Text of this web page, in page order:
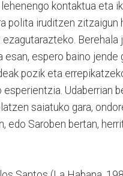
kontaktua eta
polita iruditzen zitzaigun
Berehala
esan, espero baino jende
pozik eta
esperientzia. Udaberrian
saiatuko gara,
edo Saroben bertan,